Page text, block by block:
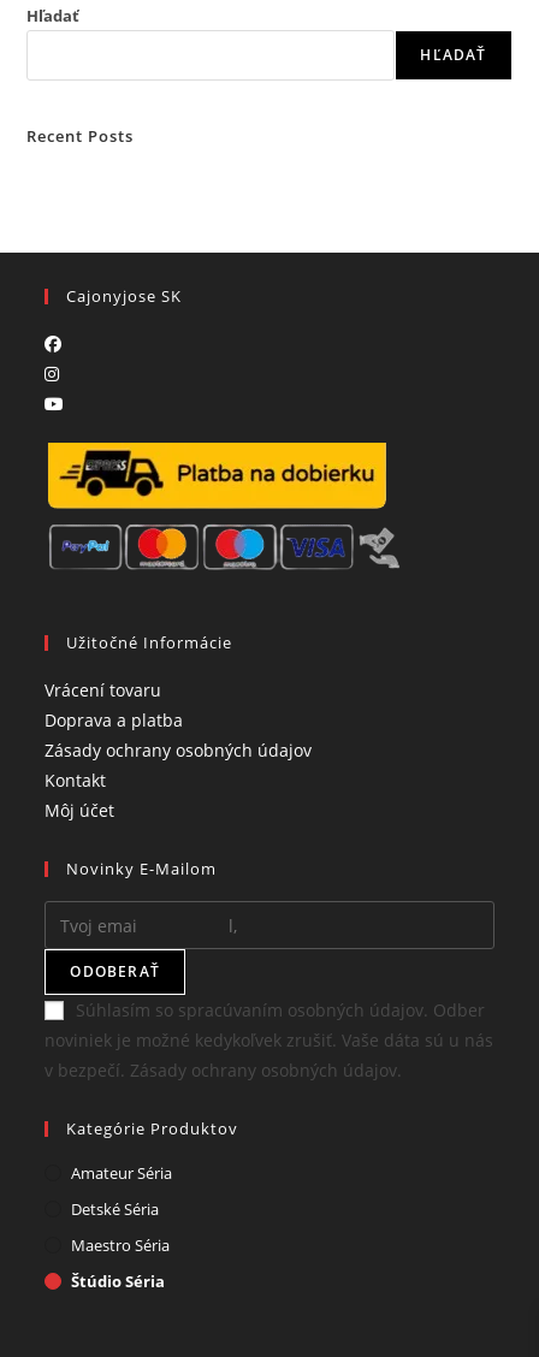
Hľadať
HĽADAŤ
Recent Posts
Cajonyjose SK
Užitočné Informácie
Vrácení tovaru
in
a
Doprava a platba
in
Zásady ochrany osobných údajovOpens
KontaktOpens
in
new
tab
Môj účetOpens
a
new
tab
Novinky E-Mailom
ODOBERAŤ
Súhlasím so spracúvaním osobných údajov. Odber
noviniek je možné kedykoľvek zrušiť. Vaše dáta sú u nás
v bezpečí. Zásady ochrany osobných údajov.
Kategórie Produktov
Amateur Séria
Detské Séria
Maestro Séria
Štúdio Séria